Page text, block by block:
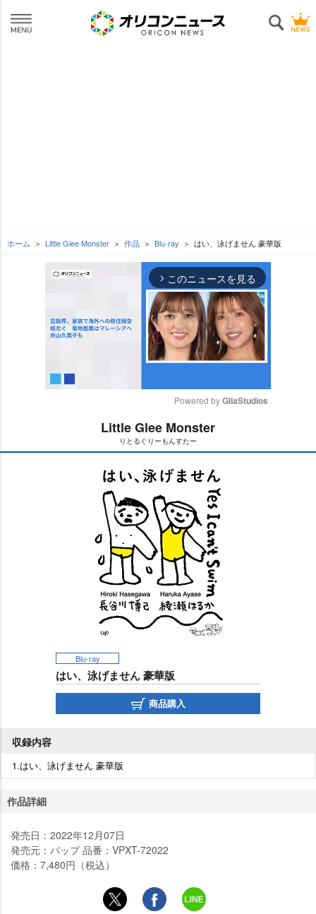
ホーム Little Glee Monster 作品 Blu-ray はい、泳げません 豪華版
arrow_forward_ios このニュースを見る
t
Powered by GliaStudios
Little Glee Monster
りとるぐりーもんすたー
Blu-ray
はい、泳げません 豪華版
商品購入
収録内容
1.はい、泳げません 豪華版
作品詳細
発売日：2022年12月07日
発売元：バップ 品番：VPXT-72022
価格：7,480円（税込）